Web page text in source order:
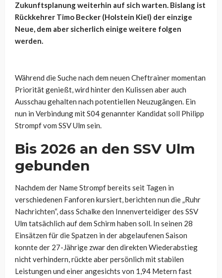
Zukunftsplanung weiterhin auf sich warten. Bislang ist
Rückkehrer Timo Becker (Holstein Kiel) der einzige
Neue, dem aber sicherlich einige weitere folgen
werden.
Während die Suche nach dem neuen Cheftrainer momentan
Priorität genießt, wird hinter den Kulissen aber auch
Ausschau gehalten nach potentiellen Neuzugängen. Ein
nun in Verbindung mit S04 genannter Kandidat soll Philipp
Strompf vom SSV Ulm sein.
Bis 2026 an den SSV Ulm
gebunden
Nachdem der Name Strompf bereits seit Tagen in
verschiedenen Fanforen kursiert, berichten nun die „Ruhr
Nachrichten“, dass Schalke den Innenverteidiger des SSV
Ulm tatsächlich auf dem Schirm haben soll. In seinen 28
Einsätzen für die Spatzen in der abgelaufenen Saison
konnte der 27-Jährige zwar den direkten Wiederabstieg
nicht verhindern, rückte aber persönlich mit stabilen
Leistungen und einer angesichts von 1,94 Metern fast